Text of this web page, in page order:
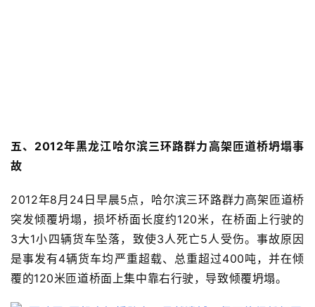
五、2012年黑龙江哈尔滨三环路群力高架匝道桥坍塌事
故
2012年8月24日早晨5点，哈尔滨三环路群力高架匝道桥
突发倾覆坍塌，损坏桥面长度约120米，在桥面上行驶的
3大1小四辆货车坠落， 致使3人死亡5人受伤。事故原因
是事发有4辆货车均 严重超载、 总重超过400吨，并在倾
覆的120米匝道桥面上集中靠右行驶，导致倾覆坍塌。